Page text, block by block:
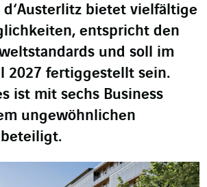
d‘Austerlitz bietet vielfältige
entspricht den
und soll im
2027 fertiggestellt sein.
ist mit sechs Business
ungewöhnlichen
beteiligt.